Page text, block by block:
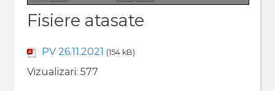
Fisiere atasate
PV 26.11.2021 (154 kB)
Vizualizari: 577